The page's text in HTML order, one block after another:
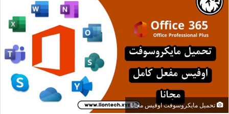
تحميل مايكروسوفت اوفيس مجانا